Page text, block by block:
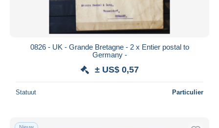
Mastercard
Bancontact
iDeal
Maestro
Woonplaats van de verkoper
Wereldwijd
0826 - UK - Grande Bretagne - 2 x Entier postal to
Germany -
± US$ 0,57
Statuut Particulier